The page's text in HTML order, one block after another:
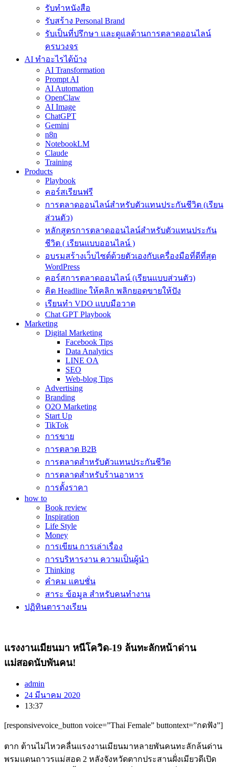
รับทำหนังสือ
รับสร้าง Personal Brand
รับเป็นที่ปรึกษา และดูแลด้านการตลาดออนไลน์
ครบวงจร
AI ทำอะไรได้บ้าง
AI Transformation
Prompt AI
AI Automation
OpenClaw
AI Image
ChatGPT
Gemini
n8n
NotebookLM
Claude
Training
Products
Playbook
คอร์สเรียนฟรี
การตลาดออนไลน์สำหรับตัวแทนประกันชีวิต (เรียน
ส่วนตัว)
หลักสูตรการตลาดออนไลน์สำหรับตัวแทนประกัน
ชีวิต ( เรียนแบบออนไลน์ )
อบรมสร้างเว็บไซต์ด้วยตัวเองกับเครื่องมือที่ดีที่สุด
WordPress
คอร์สการตลาดออนไลน์ (เรียนแบบส่วนตัว)
คิด Headline ให้คลิก พลิกยอดขายให้ปัง
เรียนทำ VDO แบบมือวาด
Chat GPT Playbook
Marketing
Digital Marketing
Facebook Tips
Data Analytics
LINE OA
SEO
Web-blog Tips
Advertising
Branding
O2O Marketing
Start Up
TikTok
การขาย
การตลาด B2B
การตลาดสำหรับตัวแทนประกันชีวิต
การตลาดสำหรับร้านอาหาร
การตั้งราคา
how to
Book review
Inspiration
Life Style
Money
การเขียน การเล่าเรื่อง
การบริหารงาน ความเป็นผู้นำ
Thinking
คำคม แคบชั่น
สาระ ข้อมูล สำหรับคนทำงาน
ปฏิทินตารางเรียน
แรงงานเมียนมา หนีโควิด-19 ล้นทะลักหน้าด่าน
แม่สอดนับพันคน!
admin
24 มีนาคม 2020
13:37
[responsivevoice_button voice=”Thai Female” buttontext=”กดฟัง”]
ตาก ต้านไม่ไหวคลื่นแรงงานเมียนมาหลายพันคนทะลักล้นด่าน
พรมแดนถาวรแม่สอด 2 หลังจังหวัดตากประสานฝั่งเมียวดีเปิด